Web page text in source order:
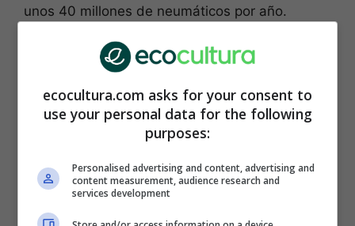
unos 40 millones de neumáticos por año.
ecocultura.com asks for your consent to
use your personal data for the following
purposes:
Personalised advertising and content, advertising and
content measurement, audience research and
services development